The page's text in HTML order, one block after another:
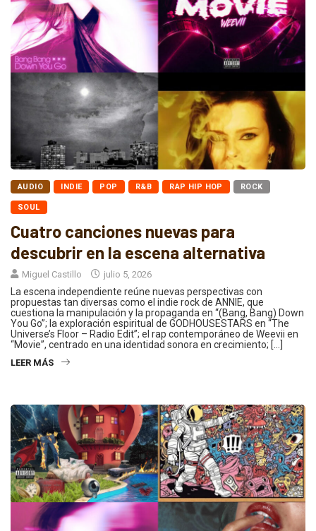
AUDIO INDIE POP R&B RAP HIP HOP ROCK
SOUL
Cuatro canciones nuevas para
descubrir en la escena alternativa
Miguel Castillo julio 5, 2026
La escena independiente reúne nuevas perspectivas con
propuestas tan diversas como el indie rock de ANNIE, que
cuestiona la manipulación y la propaganda en “(Bang, Bang) Down
You Go”; la exploración espiritual de GODHOUSESTARS en “The
Universe’s Floor – Radio Edit”; el rap contemporáneo de Weevii en
“Movie”, centrado en una identidad sonora en crecimiento; […]
LEER MÁS